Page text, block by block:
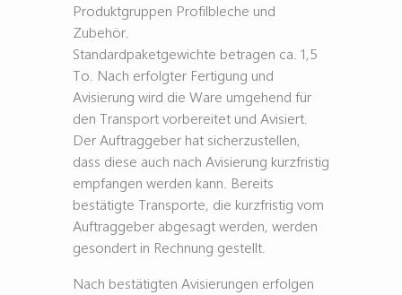
Produktgruppen Profilbleche und
Zubehör.
Standardpaketgewichte betragen ca. 1,5
To. Nach erfolgter Fertigung und
Avisierung wird die Ware umgehend für
den Transport vorbereitet und Avisiert.
Der Auftraggeber hat sicherzustellen,
dass diese auch nach Avisierung kurzfristig
empfangen werden kann. Bereits
bestätigte Transporte, die kurzfristig vom
Auftraggeber abgesagt werden, werden
gesondert in Rechnung gestellt.
Nach bestätigten Avisierungen erfolgen